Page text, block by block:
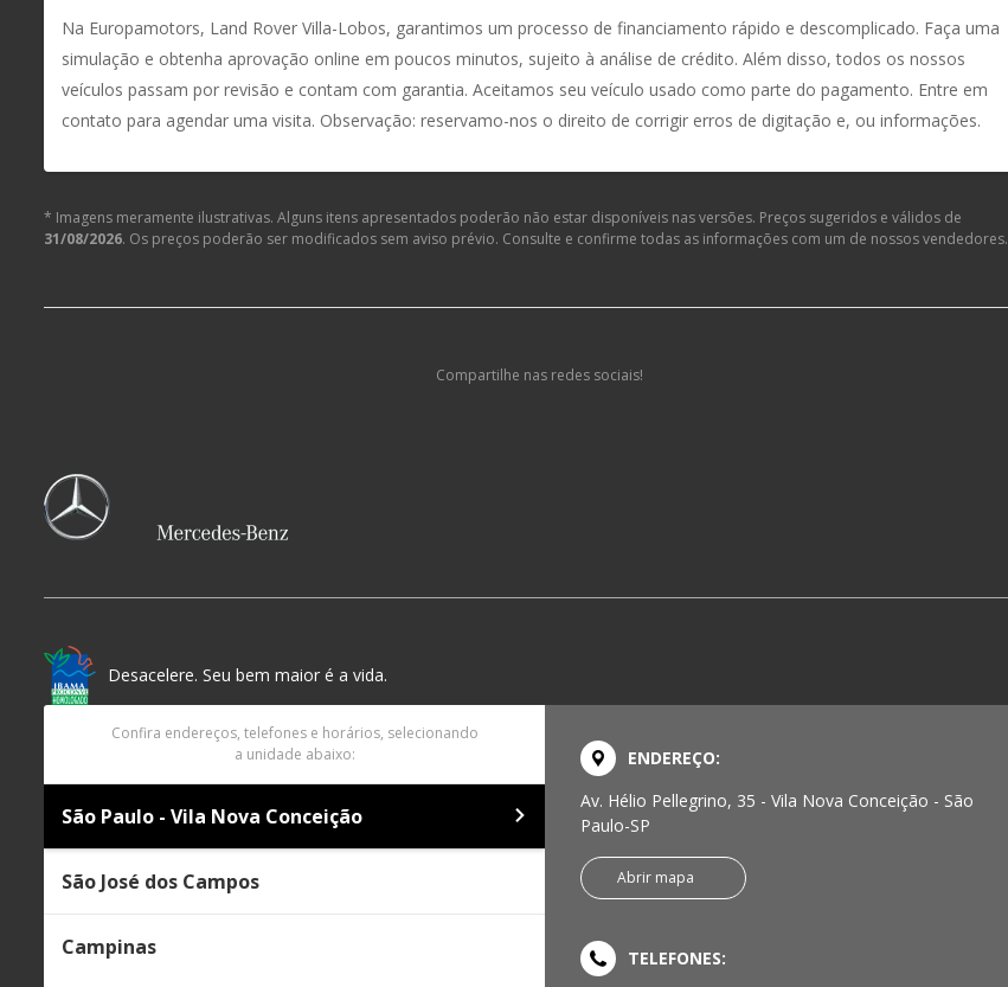
Na Europamotors, Land Rover Villa-Lobos, garantimos um processo de financiamento rápido e descomplicado. Faça uma
simulação e obtenha aprovação online em poucos minutos, sujeito à análise de crédito. Além disso, todos os nossos
veículos passam por revisão e contam com garantia. Aceitamos seu veículo usado como parte do pagamento. Entre em
contato para agendar uma visita. Observação: reservamo-nos o direito de corrigir erros de digitação e, ou informações.
* Imagens meramente ilustrativas. Alguns itens apresentados poderão não estar disponíveis nas versões. Preços sugeridos e válidos de
31/08/2026. Os preços poderão ser modificados sem aviso prévio. Consulte e confirme todas as informações com um de nossos vendedores.
Compartilhe nas redes sociais!
Desacelere. Seu bem maior é a vida.
Confira endereços, telefones e horários, selecionando
a unidade abaixo:
São Paulo - Vila Nova Conceição
São José dos Campos
Campinas
ENDEREÇO:
Av. Hélio Pellegrino, 35 - Vila Nova Conceição - São
Paulo-SP
Abrir mapa
TELEFONES: